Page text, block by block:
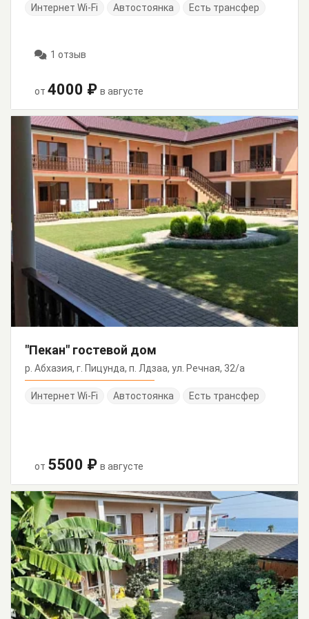
Интернет Wi-Fi Автостоянка Есть трансфер
1 отзыв
от 4000 ₽ в августе
"Пекан" гостевой дом
р. Абхазия, г. Пицунда, п. Лдзаа, ул. Речная, 32/а
Интернет Wi-Fi Автостоянка Есть трансфер
от 5500 ₽ в августе